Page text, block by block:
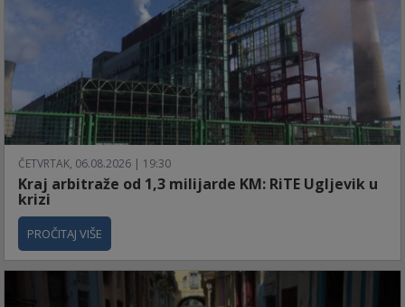
ČETVRTAK, 06.08.2026 | 19:30
Kraj arbitraže od 1,3 milijarde KM: RiTE Ugljevik u
krizi
PROČITAJ VIŠE